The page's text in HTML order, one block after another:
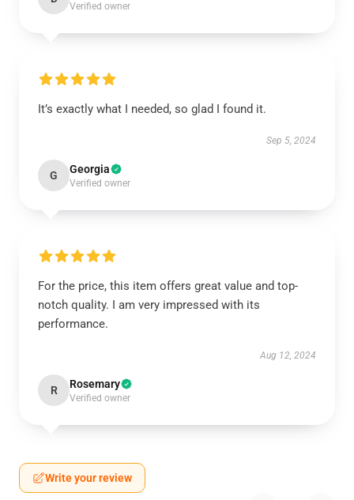
Verified owner
It’s exactly what I needed, so glad I found it.
Sep 5, 2024
G Georgia
Verified owner
For the price, this item offers great value and top-
notch quality. I am very impressed with its
performance.
Aug 12, 2024
R Rosemary
Verified owner
Write your review